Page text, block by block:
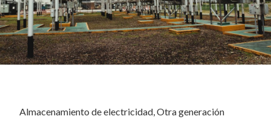
Almacenamiento de electricidad,Otra generación